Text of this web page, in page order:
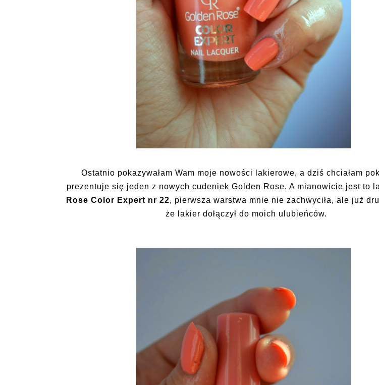
Ostatnio pokazywałam Wam moje nowości lakierowe, a dziś chciałam
prezentuje się jeden z nowych cudeniek Golden Rose. A mianowicie jest to
Rose Color Expert nr 22, pierwsza warstwa mnie nie zachwyciła, ale już
że lakier dołączył do moich ulubieńców.